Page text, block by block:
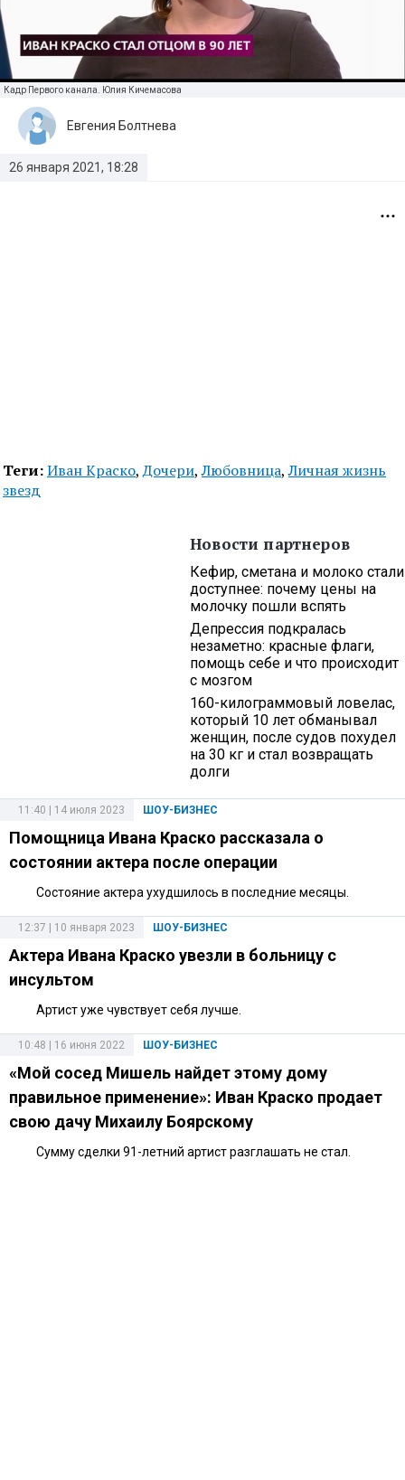
Кадр Первого канала. Юлия Кичемасова
26 января 2021, 18:28
Евгения Болтнева
Теги:Иван Краско,Дочери,Любовница,Личная жизнь
звезд
Новости партнеров
Кефир, сметана и молоко стали
доступнее: почему цены на
молочку пошли вспять
Депрессия подкралась
незаметно: красные флаги,
помощь себе и что происходит
с мозгом
160-килограммовый ловелас,
который 10 лет обманывал
женщин, после судов похудел
на 30 кг и стал возвращать
долги
ШОУ-БИЗНЕС
11:40 | 14 июля 2023
Помощница Ивана Краско рассказала о
состоянии актера после операции
Состояние актера ухудшилось в последние месяцы.
ШОУ-БИЗНЕС
12:37 | 10 января 2023
Актера Ивана Краско увезли в больницу с
инсультом
Артист уже чувствует себя лучше.
ШОУ-БИЗНЕС
10:48 | 16 июня 2022
«Мой сосед Мишель найдет этому дому
правильное применение»: Иван Краско продает
свою дачу Михаилу Боярскому
Сумму сделки 91-летний артист разглашать не стал.